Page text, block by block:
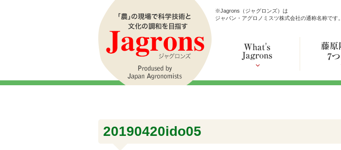
※Jagrons（ジャグロンズ）は
ジャパン・アグロノミスツ株式会社の通称名称です。
20190420ido05